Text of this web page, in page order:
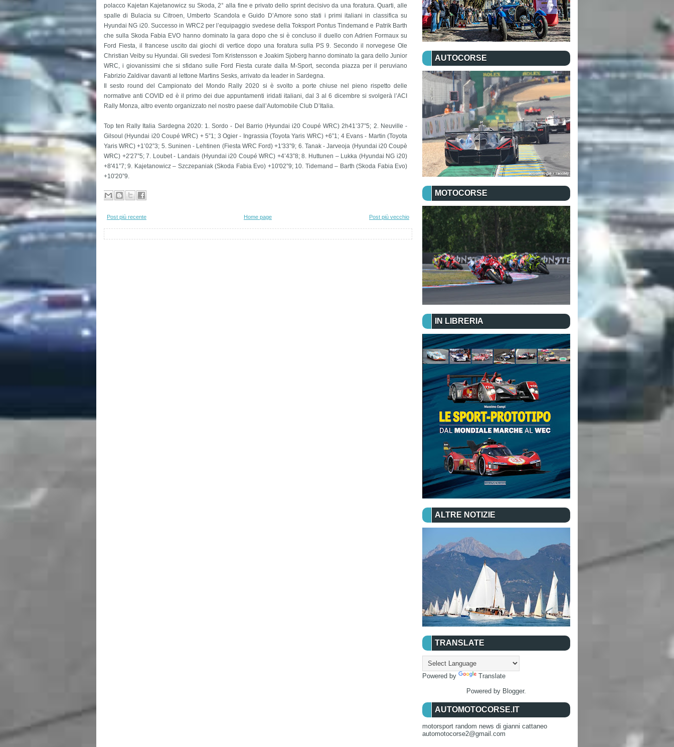
polacco Kajetan Kajetanowicz su Skoda, 2° alla fine e privato dello sprint decisivo da una foratura. Quarti, alle
spalle di Bulacia su Citroen, Umberto Scandola e Guido D’Amore sono stati i primi italiani in classifica su
Hyundai NG i20. Successo in WRC2 per l’equipaggio svedese della Toksport Pontus Tindemand e Patrik Barth
che sulla Skoda Fabia EVO hanno dominato la gara dopo che si è concluso il duello con Adrien Formaux su
Ford Fiesta, il francese uscito dai giochi di vertice dopo una foratura sulla PS 9. Secondo il norvegese Ole
Christian Veiby su Hyundai. Gli svedesi Tom Kristensson e Joakim Sjoberg hanno dominato la gara dello Junior
WRC, i giovanissimi che si sfidano sulle Ford Fiesta curate dalla M-Sport, seconda piazza per il peruviano
Fabrizio Zaldivar davanti al lettone Martins Sesks, arrivato da leader in Sardegna.
Il sesto round del Campionato del Mondo Rally 2020 si è svolto a porte chiuse nel pieno rispetto delle
normative anti COVID ed è il primo dei due appuntamenti iridati italiani, dal 3 al 6 dicembre si svolgerà l’ACI
Rally Monza, altro evento organizzato nel nostro paese dall’Automobile Club D’Italia.
Top ten Rally Italia Sardegna 2020: 1. Sordo - Del Barrio (Hyundai i20 Coupé WRC) 2h41’37”5; 2. Neuville -
Gilsoul (Hyundai i20 Coupé WRC) + 5”1; 3 Ogier - Ingrassia (Toyota Yaris WRC) +6”1; 4 Evans - Martin (Toyota
Yaris WRC) +1’02”3; 5. Suninen - Lehtinen (Fiesta WRC Ford) +1'33”9; 6. Tanak - Jarveoja (Hyundai i20 Coupè
WRC) +2'27”5; 7. Loubet - Landais (Hyundai i20 Coupé WRC) +4’43”8; 8. Huttunen – Lukka (Hyundai NG i20)
+8'41”7; 9. Kajetanowicz – Szczepaniak (Skoda Fabia Evo) +10'02”9; 10. Tidemand – Barth (Skoda Fabia Evo)
+10'20”9.
Post più recente Post più vecchio
Home page
AUTOCORSE
MOTOCORSE
IN LIBRERIA
ALTRE NOTIZIE
TRANSLATE
Powered by
Translate
Powered by Blogger.
AUTOMOTOCORSE.IT
motorsport random news di gianni cattaneo
automotocorse2@gmail.com